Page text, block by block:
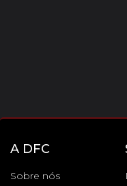
A DFC
Sobre nós